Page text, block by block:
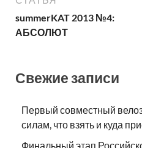
summerKAT 2013 №4:
АБСОЛЮТ
Свежие записи
Первый совместный
силам, что взять и куда
Финальный этап